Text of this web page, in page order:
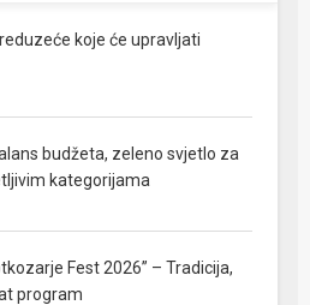
koje će upravljati
budžeta, zeleno svjetlo za
kategorijama
Fest 2026” – Tradicija,
program